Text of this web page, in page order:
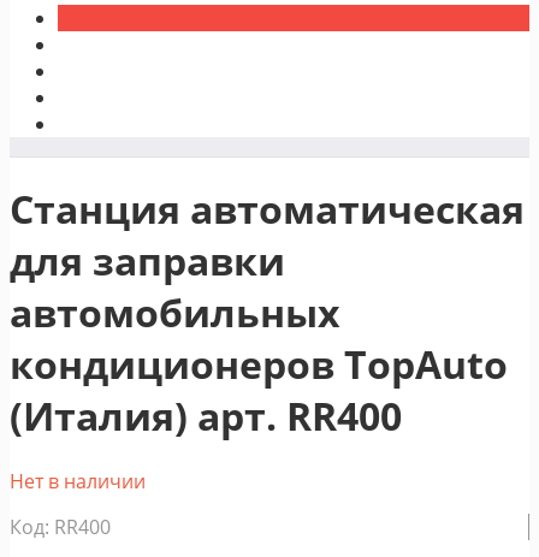
Станция автоматическая
для заправки
автомобильных
кондиционеров TopAuto
(Италия) арт. RR400
Нет в наличии
Код: RR400